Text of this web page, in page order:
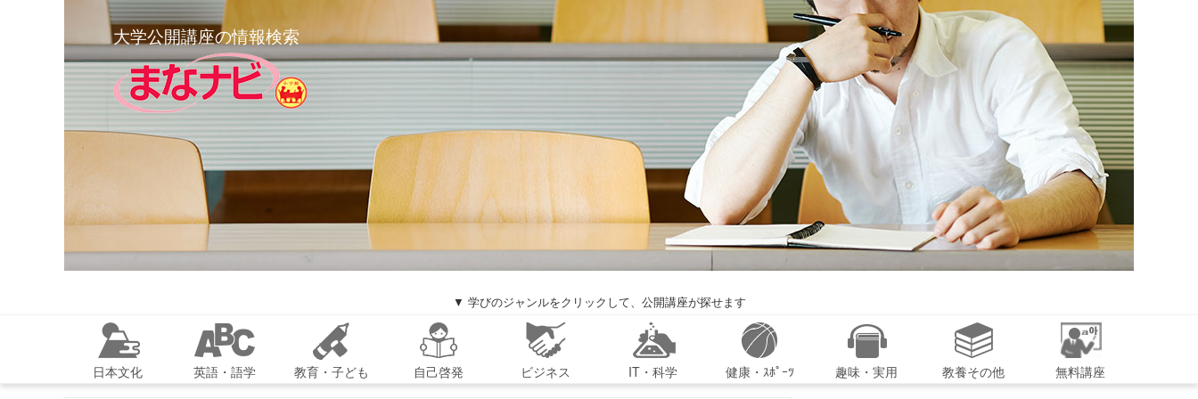
大学公開講座の情報検索
▼ 学びのジャンルをクリックして、公開講座が探せます
日本文化 英語・語学 教育・子ども 自己啓発 ビジネス IT・科学 健康・ｽﾎﾟｰﾂ 趣味・実用 教養その他 無料講座